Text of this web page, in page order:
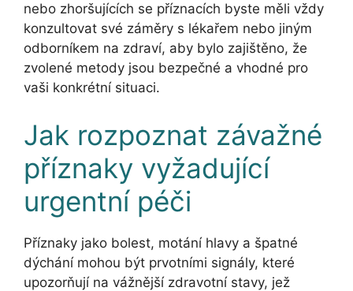
nebo zhoršujících se příznacích byste měli vždy
konzultovat své záměry s lékařem nebo jiným
odborníkem na zdraví, aby bylo zajištěno, že
zvolené metody jsou bezpečné a vhodné pro
vaši konkrétní situaci.
Jak rozpoznat závažné
příznaky vyžadující
urgentní péči
Příznaky jako bolest, motání hlavy a špatné
dýchání mohou být prvotními signály, které
upozorňují na vážnější zdravotní stavy, jež